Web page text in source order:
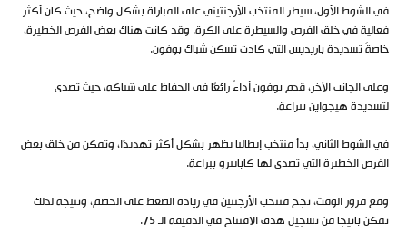
في الشوط الأول، سيطر المنتخب الأرجنتيني على المباراة بشكل واضح، حيث كان أكثر
فعالية في خلق الفرص والسيطرة على الكرة. وقد كانت هناك بعض الفرص الخطيرة،
خاصةً تسديدة باريديس التي كادت تسكن شباك بوفون.
وعلى الجانب الآخر، قدم بوفون أداءً رائعًا في الحفاظ على شباكه، حيث تصدى
لتسديدة هيجواين ببراعة.
في الشوط الثاني، بدأ منتخب إيطاليا يظهر بشكل أكثر تهديدًا، وتمكن من خلق بعض
الفرص الخطيرة التي تصدى لها كاباييرو ببراعة.
ومع مرور الوقت، نجح منتخب الأرجنتين في زيادة الضغط على الخصم، ونتيجة لذلك
تمكن بانيجا من تسجيل هدف الافتتاح في الدقيقة الـ 75.